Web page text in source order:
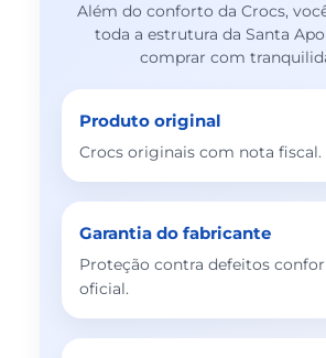
Além do conforto da Crocs,
toda a estrutura da Santa
comprar com
Produto original
Crocs originais com nota fiscal.
Garantia do fabricante
Proteção contra defeitos
oficial.